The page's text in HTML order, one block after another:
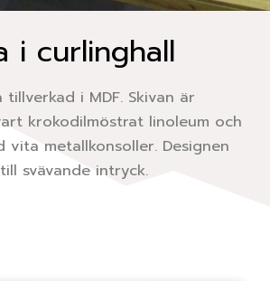
i curlinghall
i MDF. Skivan är
krokodilmöstrat linoleum och
vita metallkonsoller. Designen
svävande intryck.